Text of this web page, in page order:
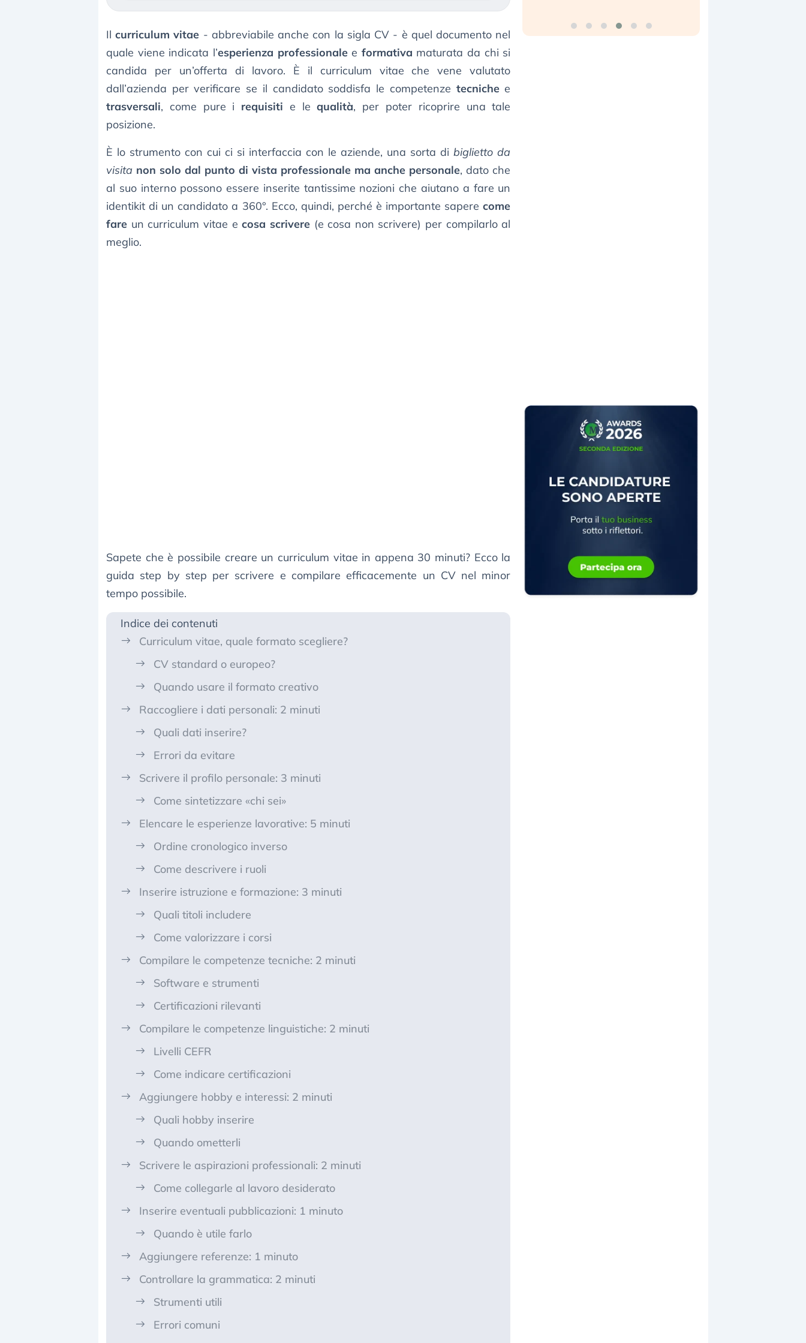
Ilcurriculum vitae - abbreviabile anche con la sigla CV - è quel documento nel
quale viene indicata l’esperienza professionalee formativa maturata da chi si
candida per un’offerta di lavoro. È il curriculum vitae che vene valutato
dall’azienda per verificare se il candidato soddisfa le competenze tecnichee
trasversali, come pure i requisiti e lequalità, per poter ricoprire una tale
posizione.
È lo strumento con cui ci si interfaccia con le aziende, una sorta dibiglietto da
visita non solo dal punto di vista professionale ma anche personale, dato che
al suo interno possono essere inserite tantissime nozioni che aiutano a fare un
identikit di un candidato a 360°. Ecco, quindi, perché è importante saperecome
fare un curriculum vitae ecosa scrivere(e cosa non scrivere) per compilarlo al
meglio.
Sapete che è possibile creare un curriculum vitae in appena 30 minuti? Ecco la
guida step by step per scrivere e compilare efficacemente un CV nel minor
tempo possibile.
Indice dei contenuti
Curriculum vitae, quale formato scegliere?
CV standard o europeo?
Quando usare il formato creativo
Raccogliere i dati personali: 2 minuti
Quali dati inserire?
Errori da evitare
Scrivere il profilo personale: 3 minuti
Come sintetizzare «chi sei»
Elencare le esperienze lavorative: 5 minuti
Ordine cronologico inverso
Come descrivere i ruoli
Inserire istruzione e formazione: 3 minuti
Quali titoli includere
Come valorizzare i corsi
Compilare le competenze tecniche: 2 minuti
Software e strumenti
Certificazioni rilevanti
Compilare le competenze linguistiche: 2 minuti
Livelli CEFR
Come indicare certificazioni
Aggiungere hobby e interessi: 2 minuti
Quali hobby inserire
Quando ometterli
Scrivere le aspirazioni professionali: 2 minuti
Come collegarle al lavoro desiderato
Inserire eventuali pubblicazioni: 1 minuto
Quando è utile farlo
Aggiungere referenze: 1 minuto
Controllare la grammatica: 2 minuti
Strumenti utili
Errori comuni